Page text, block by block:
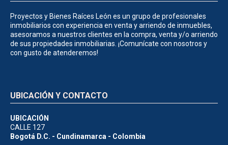
Proyectos y Bienes Raíces León es un grupo de profesionales
inmobiliarios con experiencia en venta y arriendo de inmuebles,
asesoramos a nuestros clientes en la compra, venta y/o arriendo
de sus propiedades inmobiliarias. ¡Comunícate con nosotros y
con gusto de atenderemos!
UBICACIÓN Y CONTACTO
UBICACIÓN
CALLE 127
Bogotá D.C. - Cundinamarca - Colombia